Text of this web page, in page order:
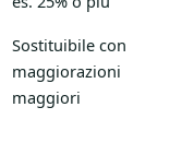
Sostituibile con
maggiorazioni
maggiori